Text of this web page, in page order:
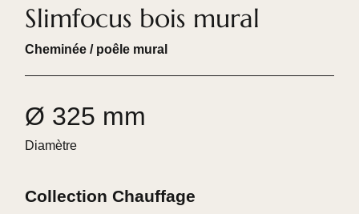
Slimfocus bois mural
Cheminée / poêle mural
Ø 325 mm
Diamètre
Collection Chauffage